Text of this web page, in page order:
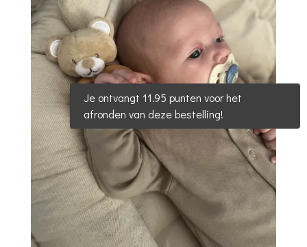
Je ontvangt 11.95 punten voor het
afronden van deze bestelling!